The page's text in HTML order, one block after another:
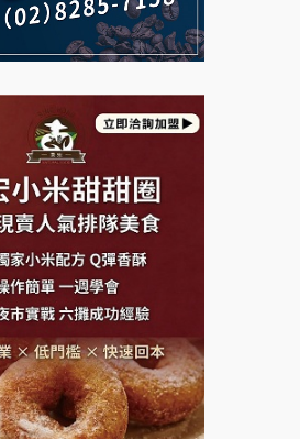
燒加盟說明會
說明會
】誠徵行政櫃檯
誠徵代洗收送人員
徵SPA美容芳療師
午食加盟說明會
盟說明會
加盟說明會
盟說明會
BOHO POPO加盟說
加盟說明會
加盟說明會
鍋加盟說明會
式火鍋加盟說明會